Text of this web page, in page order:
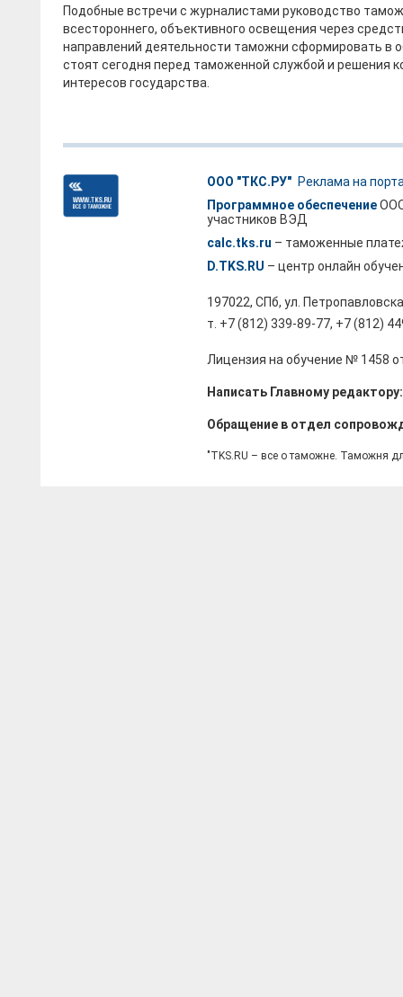
Подобные встречи с журналистами руководство
всестороннего, объективного освещения через
направлений деятельности таможни сформировать в
стоят сегодня перед таможенной службой и решения
интересов государства.
ООО "ТКС.РУ" Реклама на
Программное обеспечениеООО
участников ВЭД
calc.tks.ru – таможенные
D.TKS.RU – центр онлайн
197022, СПб, ул.
т. +7 (812) 339-89-77, +7 (812)
Лицензия на обучение № 1458
Написать Главному
Обращение в отдел
"TKS.RU – все о таможне. Таможня